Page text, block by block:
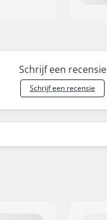
Schrijf een recensie
Schrijf een recensie